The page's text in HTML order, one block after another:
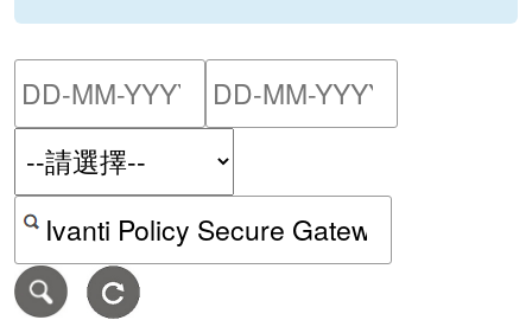
請輸入搜尋日期範圍的開
按關鍵字或 CVE ID 搜尋保安警報